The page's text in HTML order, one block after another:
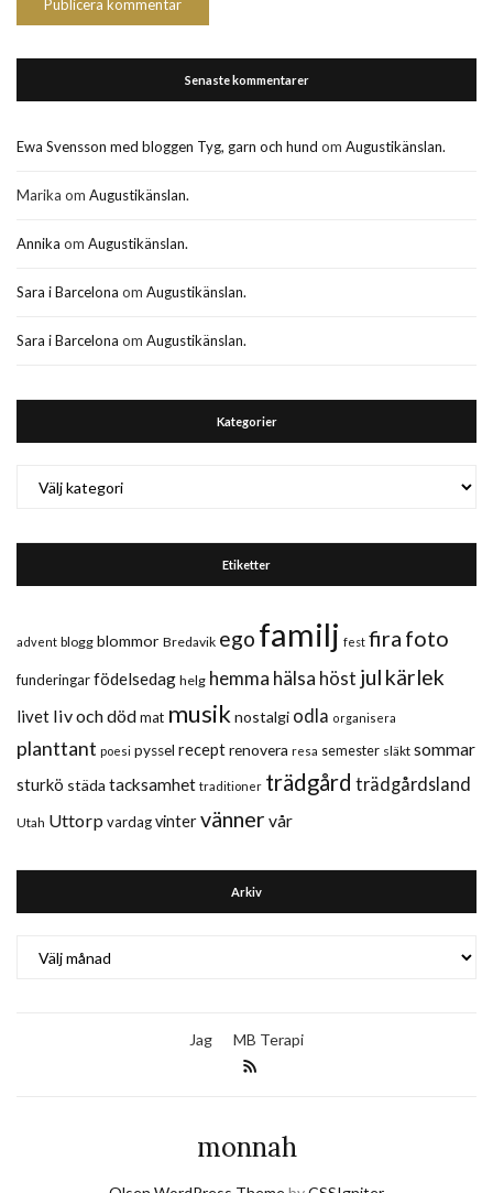
Senaste kommentarer
Ewa Svensson med bloggen Tyg, garn och hund om Augustikänslan.
Marika om Augustikänslan.
Annika om Augustikänslan.
Sara i Barcelona om Augustikänslan.
Sara i Barcelona om Augustikänslan.
Kategorier
Etiketter
advent blogg blommor Bredavik ego familj fest fira foto
funderingarfödelsedag helg hemma hälsa höst jul kärlek
livet liv och dödmat musik nostalgi odla organisera
planttant poesi pyssel receptrenovera resa semester släkt sommar
sturkö städa tacksamhet traditioner trädgård trädgårdsland
Utah Uttorp vardagvintervänner vår
Arkiv
Jag MB Terapi
monnah